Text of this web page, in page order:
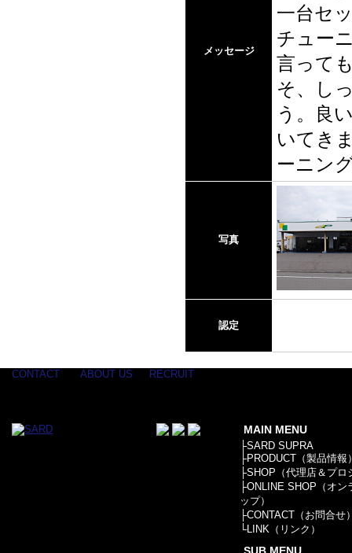
メッセージ
一台セ
チュー
言って
そ、し
う。良
いてき
ーニン
写真
認定
CONTACT ABOUT US RECRUIT
MAIN MENU
├SARD SUPRA
├PRODUCT（製品情報
├SHOP（代理店＆プロ
├ONLINE SHOP（オン
ップ）
├CONTACT（お問合せ
└LINK（リンク）